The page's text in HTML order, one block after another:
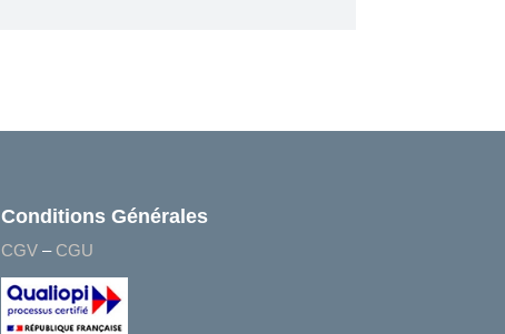
Conditions Générales
CGV– CGU